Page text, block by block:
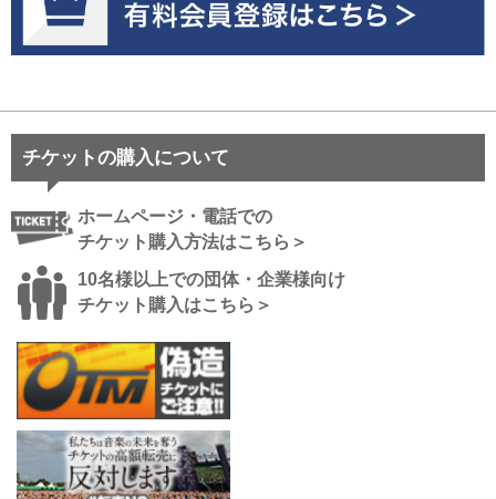
チケットの購入について
ホームページ・電話での
チケット購入方法はこちら＞
10名様以上での団体・企業様向け
チケット購入はこちら＞